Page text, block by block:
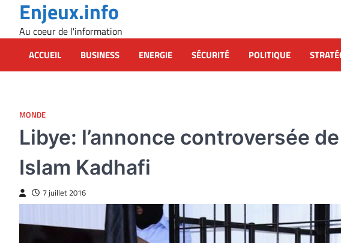
content
Enjeux.info
Au coeur de l'information
ACCUEIL BUSINESS ENERGIE SÉCURITÉ POLITIQUE
MONDE
Libye: l’annonce controversée
Islam Kadhafi
7 juillet 2016